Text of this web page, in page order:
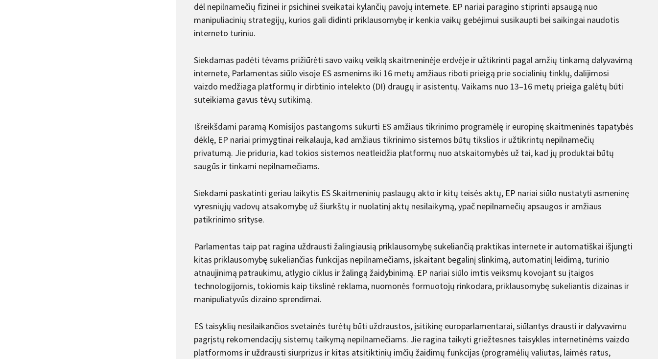
dėl nepilnamečių fizinei ir psichinei sveikatai kylančių pavojų internete. EP nariai paragino stiprinti apsaugą nuo
manipuliacinių strategijų, kurios gali didinti priklausomybę ir kenkia vaikų gebėjimui susikaupti bei saikingai naudotis
interneto turiniu.
Siekdamas padėti tėvams prižiūrėti savo vaikų veiklą skaitmeninėje erdvėje ir užtikrinti pagal amžių tinkamą dalyvavimą
internete, Parlamentas siūlo visoje ES asmenims iki 16 metų amžiaus riboti prieigą prie socialinių tinklų, dalijimosi
vaizdo medžiaga platformų ir dirbtinio intelekto (DI) draugų ir asistentų. Vaikams nuo 13–16 metų prieiga galėtų būti
suteikiama gavus tėvų sutikimą.
Išreikšdami paramą Komisijos pastangoms sukurti ES amžiaus tikrinimo programėlę ir europinę skaitmeninės tapatybės
dėklę, EP nariai primygtinai reikalauja, kad amžiaus tikrinimo sistemos būtų tikslios ir užtikrintų nepilnamečių
privatumą. Jie priduria, kad tokios sistemos neatleidžia platformų nuo atskaitomybės už tai, kad jų produktai būtų
saugūs ir tinkami nepilnamečiams.
Siekdami paskatinti geriau laikytis ES Skaitmeninių paslaugų akto ir kitų teisės aktų, EP nariai siūlo nustatyti asmeninę
vyresniųjų vadovų atsakomybę už šiurkštų ir nuolatinį aktų nesilaikymą, ypač nepilnamečių apsaugos ir amžiaus
patikrinimo srityse.
Parlamentas taip pat ragina uždrausti žalingiausią priklausomybę sukeliančią praktikas internete ir automatiškai išjungti
kitas priklausomybę sukeliančias funkcijas nepilnamečiams, įskaitant begalinį slinkimą, automatinį leidimą, turinio
atnaujinimą patraukimu, atlygio ciklus ir žalingą žaidybinimą. EP nariai siūlo imtis veiksmų kovojant su įtaigos
technologijomis, tokiomis kaip tikslinė reklama, nuomonės formuotojų rinkodara, priklausomybę sukeliantis dizainas ir
manipuliatyvūs dizaino sprendimai.
ES taisyklių nesilaikančios svetainės turėtų būti uždraustos, įsitikinę europarlamentarai, siūlantys drausti ir dalyvavimu
pagrįstų rekomendacijų sistemų taikymą nepilnamečiams. Jie ragina taikyti griežtesnes taisykles internetinėms vaizdo
platformoms ir uždrausti siurprizus ir kitas atsitiktinių imčių žaidimų funkcijas (programėlių valiutas, laimės ratus,